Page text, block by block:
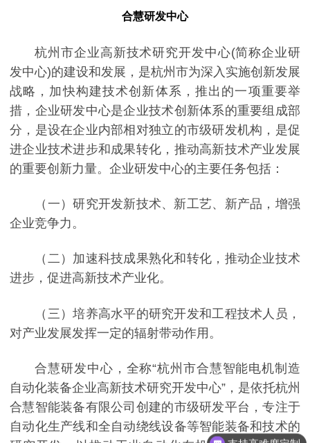
合慧研发中心
杭州市企业高新技术研究开发中心(简称企业研
发中心)的建设和发展，是杭州市为深入实施创新发展
战略，加快构建技术创新体系，推出的一项重要举
措，企业研发中心是企业技术创新体系的重要组成部
分，是设在企业内部相对独立的市级研发机构，是促
进企业技术进步和成果转化，推动高新技术产业发展
的重要创新力量。企业研发中心的主要任务包括：
（一）研究开发新技术、新工艺、新产品，增强
企业竞争力。
（二）加速科技成果熟化和转化，推动企业技术
进步，促进高新技术产业化。
（三）培养高水平的研究开发和工程技术人员，
对产业发展发挥一定的辐射带动作用。
合慧研发中心，全称“杭州市合慧智能电机制造
自动化装备企业高新技术研究开发中心”，是依托杭州
合慧智能装备有限公司创建的市级研发平台，专注于
自动化生产线和全自动绕线设备等智能装备和技术的